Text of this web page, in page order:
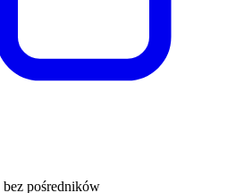
bez pośredników